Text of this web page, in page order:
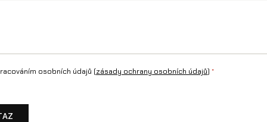
osobních údajů (zásady ochrany osobních údajů) *